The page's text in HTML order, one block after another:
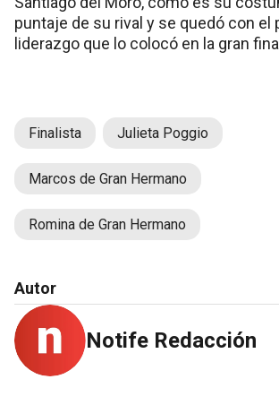
puntaje de su rival y se quedó con el
liderazgo que lo colocó en la gran
Finalista Julieta Poggio
Marcos de Gran Hermano
Romina de Gran Hermano
Autor
Notife Redacción